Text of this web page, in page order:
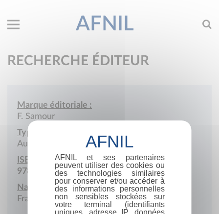
AFNIL
RECHERCHE ÉDITEUR
Marque éditoriale :
F. Samour
Type de société :
Auto-édition
ISBN :
978-2-9593380
Nationalité :
France
AFNIL et ses partenaires
peuvent utiliser des cookies ou
des technologies similaires
pour conserver et/ou accéder à
des informations personnelles
non sensibles stockées sur
votre terminal (identifiants
uniques, adresse IP, données